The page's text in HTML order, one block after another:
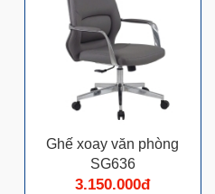
Ghế xoay văn phòng
SG636
3.150.000đ